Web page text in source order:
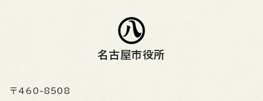
名古屋市役所
〒460-8508